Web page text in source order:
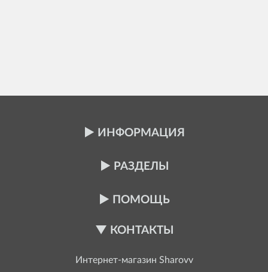
ИНФОРМАЦИЯ
РАЗДЕЛЫ
ПОМОЩЬ
КОНТАКТЫ
Интернет-магазин Sharovv